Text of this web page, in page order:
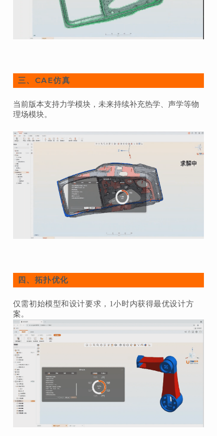
三、 CAE仿真
当前版本支持力学模块，未来持续补充热学、声学等物
理场模块。
四、 拓扑优化
仅需初始模型和设计要求，1小时内获得最优设计方
案。